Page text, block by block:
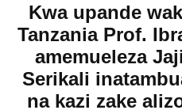
Kwa upande
Tanzania Prof.
amemueleza
Serikali
na kazi zake